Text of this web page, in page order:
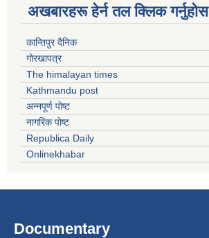
अखबारहरू हेर्न तल क्लिक गर्नुहोस
कान्तिपुर दैनिक
गोरखापत्र
The himalayan times
Kathmandu post
अन्नपूर्ण पोष्ट
नागरिक पोष्ट
Republica Daily
Onlinekhabar
Documentary